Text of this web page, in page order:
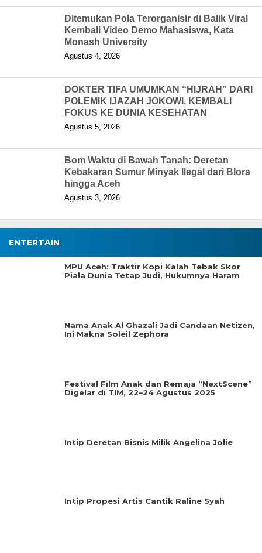
Ditemukan Pola Terorganisir di Balik Viral
Kembali Video Demo Mahasiswa, Kata
Monash University
Agustus 4, 2026
DOKTER TIFA UMUMKAN “HIJRAH” DARI
POLEMIK IJAZAH JOKOWI, KEMBALI
FOKUS KE DUNIA KESEHATAN
Agustus 5, 2026
Bom Waktu di Bawah Tanah: Deretan
Kebakaran Sumur Minyak Ilegal dari Blora
hingga Aceh
Agustus 3, 2026
ENTERTAIN
MPU Aceh: Traktir Kopi Kalah Tebak Skor
Piala Dunia Tetap Judi, Hukumnya Haram
Nama Anak Al Ghazali Jadi Candaan Netizen,
Ini Makna Soleil Zephora
Festival Film Anak dan Remaja “NextScene”
Digelar di TIM, 22–24 Agustus 2025
Intip Deretan Bisnis Milik Angelina Jolie
Intip Propesi Artis Cantik Raline Syah